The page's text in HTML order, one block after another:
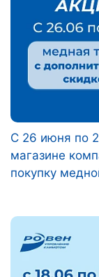
C 26 июня по
магазине
покупку